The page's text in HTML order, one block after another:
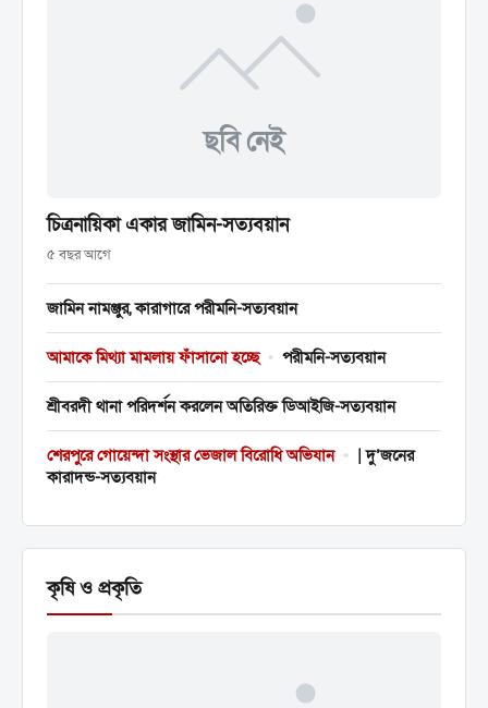
ছবি নেই
চিত্রনায়িকা একার জামিন-সত্যবয়ান
৫ বছর আগে
জামিন নামঞ্জুর, কারাগারে পরীমনি-সত্যবয়ান
আমাকে মিথ্যা মামলায় ফাঁসানো হচ্ছে • পরীমনি-সত্যবয়ান
শ্রীবরদী থানা পরিদর্শন করলেন অতিরিক্ত ডিআইজি-সত্যবয়ান
শেরপুরে গোয়েন্দা সংস্থার ভেজাল বিরোধি অভিযান • | দু’জনের
কারাদন্ড-সত্যবয়ান
কৃষি ও প্রকৃতি